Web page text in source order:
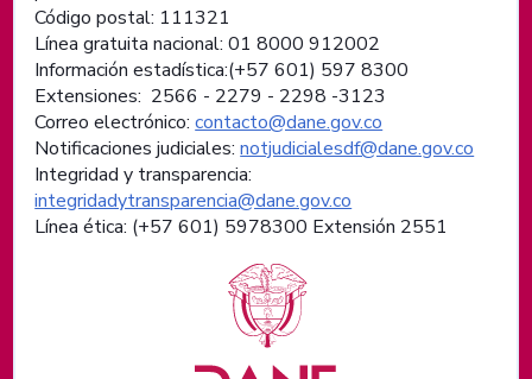
Código postal: 111321
Línea gratuita nacional: 01 8000 912002
Información estadística:(+57 601) 597 8300
Extensiones: 2566 - 2279 - 2298 -3123
Correo electrónico:contacto@dane.gov.co
Notificaciones judiciales:notjudicialesdf@dane.gov.co
Integridad y transparencia:
integridadytransparencia@dane.gov.co
Línea ética: (+57 601) 5978300 Extensión 2551
Logos institucionales